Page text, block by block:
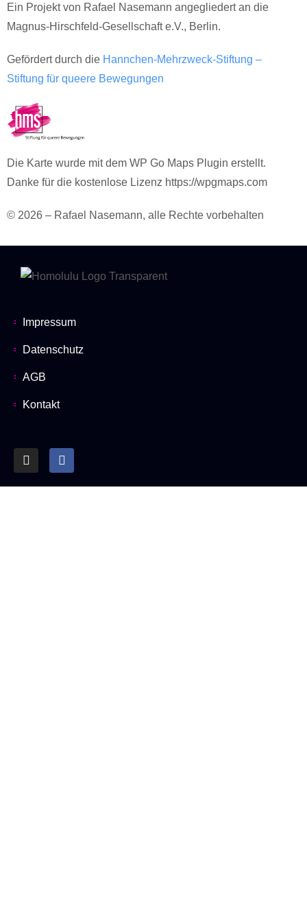
Ein Projekt von Rafael Nasemann angegliedert an die
Magnus-Hirschfeld-Gesellschaft e.V., Berlin.
Gefördert durch die Hannchen-Mehrzweck-Stiftung –
Stiftung für queere Bewegungen
Die Karte wurde mit dem WP Go Maps Plugin erstellt.
Danke für die kostenlose Lizenz https://wpgmaps.com
© 2026 – Rafael Nasemann, alle Rechte vorbehalten
Impressum
Datenschutz
AGB
Kontakt